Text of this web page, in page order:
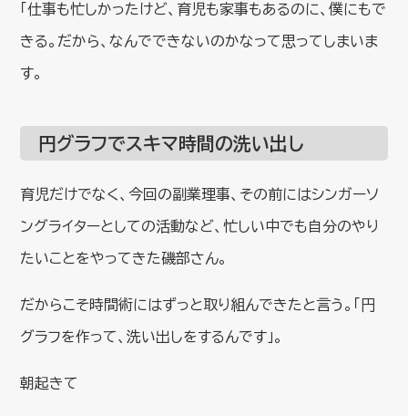
「仕事も忙しかったけど、育児も家事もあるのに、僕にもで
きる。だから、なんでできないのかなって思ってしまいま
す。
円グラフでスキマ時間の洗い出し
育児だけでなく、今回の副業理事、その前にはシンガーソ
ングライターとしての活動など、忙しい中でも自分のやり
たいことをやってきた磯部さん。
だからこそ時間術にはずっと取り組んできたと言う。「円
グラフを作って、洗い出しをするんです」。
朝起きて